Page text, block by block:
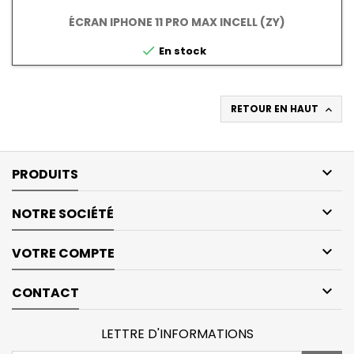
ÉCRAN IPHONE 11 PRO MAX INCELL (ZY)
 En stock
RETOUR EN HAUT 
PRODUITS 
NOTRE SOCIÉTÉ 
VOTRE COMPTE 
CONTACT 
LETTRE D'INFORMATIONS